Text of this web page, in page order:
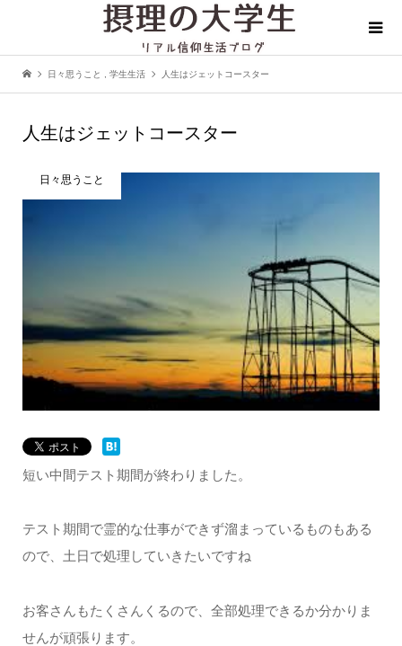
日々思うこと 学生生活 人生はジェットコースター
人生はジェットコースター
日々思うこと
短い中間テスト期間が終わりました。
テスト期間で霊的な仕事ができず溜まっているものもある
ので、土日で処理していきたいですね
お客さんもたくさんくるので、全部処理できるか分かりま
せんが頑張ります。